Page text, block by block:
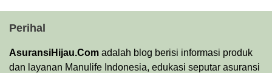
Perihal
AsuransiHijau.Com adalah blog berisi informasi produk
dan layanan Manulife Indonesia, edukasi seputar asuransi